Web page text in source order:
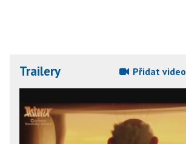
Trailery Přidat video